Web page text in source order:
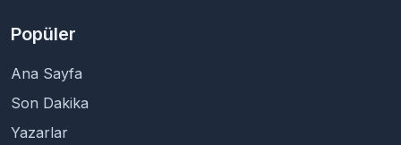
Popüler
Ana Sayfa
Son Dakika
Yazarlar